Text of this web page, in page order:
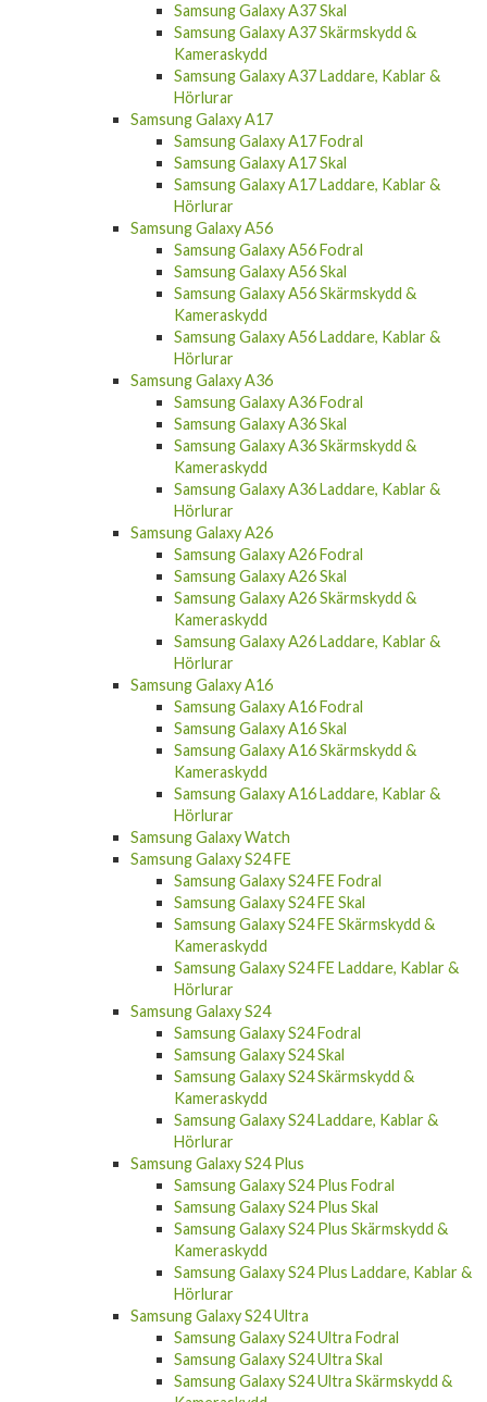
Samsung Galaxy A37 Skärmskydd &
Kameraskydd
Samsung Galaxy A37 Laddare, Kablar &
Hörlurar
Samsung Galaxy A17
Samsung Galaxy A17 Fodral
Samsung Galaxy A17 Skal
Samsung Galaxy A17 Laddare, Kablar &
Hörlurar
Samsung Galaxy A56
Samsung Galaxy A56 Fodral
Samsung Galaxy A56 Skal
Samsung Galaxy A56 Skärmskydd &
Kameraskydd
Samsung Galaxy A56 Laddare, Kablar &
Hörlurar
Samsung Galaxy A36
Samsung Galaxy A36 Fodral
Samsung Galaxy A36 Skal
Samsung Galaxy A36 Skärmskydd &
Kameraskydd
Samsung Galaxy A36 Laddare, Kablar &
Hörlurar
Samsung Galaxy A26
Samsung Galaxy A26 Fodral
Samsung Galaxy A26 Skal
Samsung Galaxy A26 Skärmskydd &
Kameraskydd
Samsung Galaxy A26 Laddare, Kablar &
Hörlurar
Samsung Galaxy A16
Samsung Galaxy A16 Fodral
Samsung Galaxy A16 Skal
Samsung Galaxy A16 Skärmskydd &
Kameraskydd
Samsung Galaxy A16 Laddare, Kablar &
Hörlurar
Samsung Galaxy Watch
Samsung Galaxy S24 FE
Samsung Galaxy S24 FE Fodral
Samsung Galaxy S24 FE Skal
Samsung Galaxy S24 FE Skärmskydd &
Kameraskydd
Samsung Galaxy S24 FE Laddare, Kablar &
Hörlurar
Samsung Galaxy S24
Samsung Galaxy S24 Fodral
Samsung Galaxy S24 Skal
Samsung Galaxy S24 Skärmskydd &
Kameraskydd
Samsung Galaxy S24 Laddare, Kablar &
Hörlurar
Samsung Galaxy S24 Plus
Samsung Galaxy S24 Plus Fodral
Samsung Galaxy S24 Plus Skal
Samsung Galaxy S24 Plus Skärmskydd &
Kameraskydd
Samsung Galaxy S24 Plus Laddare, Kablar &
Hörlurar
Samsung Galaxy S24 Ultra
Samsung Galaxy S24 Ultra Fodral
Samsung Galaxy S24 Ultra Skal
Samsung Galaxy S24 Ultra Skärmskydd &
Kameraskydd